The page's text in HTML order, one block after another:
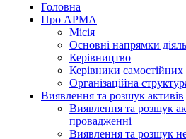
Головна
Про АРМА
Місія
Основні напрямки
Керівництво
Керівники самостійних
Організаційна
Виявлення та розшук активів
Виявлення та розшук
провадженні
Виявлення та розшук